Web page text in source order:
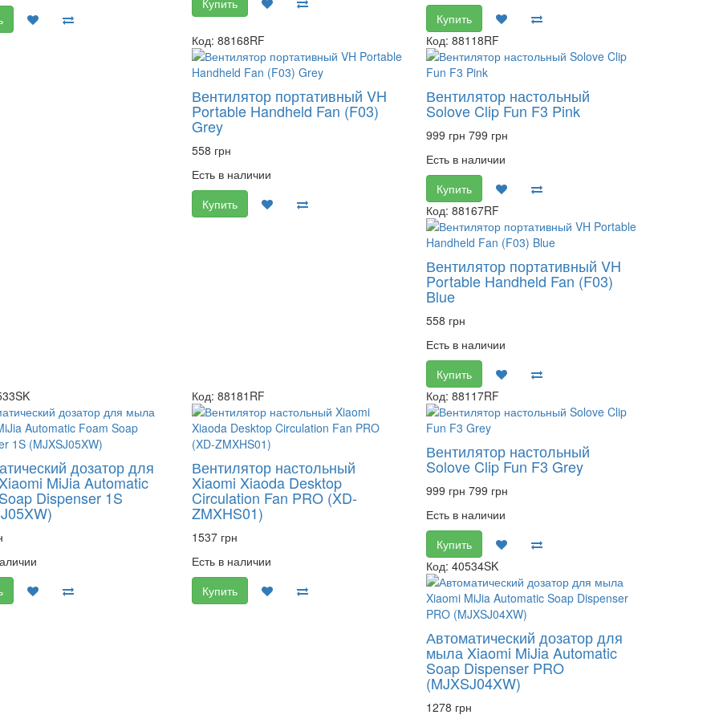
Купить
Купить
Код: 88168RF
Вентилятор портативный VH
Portable Handheld Fan (F03)
Grey
558 грн
Есть в наличии
Купить
Код: 88118RF
Вентилятор настольный
Solove Clip Fun F3 Pink
999 грн 799 грн
Есть в наличии
Купить
Код: 88167RF
Вентилятор портативный VH
Portable Handheld Fan (F03)
Blue
558 грн
Есть в наличии
Купить
дозатор для
MiJia Automatic
Dispenser 1S
Код: 88181RF
Вентилятор настольный
Xiaomi Xiaoda Desktop
Circulation Fan PRO (XD-
ZMXHS01)
1537 грн
Есть в наличии
Купить
Код: 88117RF
Вентилятор настольный
Solove Clip Fun F3 Grey
999 грн 799 грн
Есть в наличии
Купить
Код: 40534SK
Автоматический дозатор для
мыла Xiaomi MiJia Automatic
Soap Dispenser PRO
(MJXSJ04XW)
1278 грн